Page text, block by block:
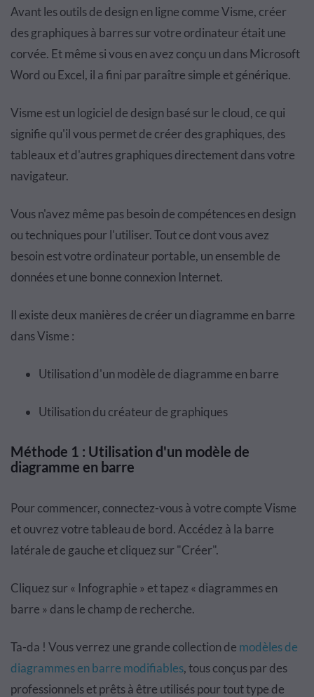
Avant les outils de design en ligne comme Visme, créer
des graphiques à barres sur votre ordinateur était une
corvée. Et même si vous en avez conçu un dans Microsoft
Word ou Excel, il a fini par paraître simple et générique.
Visme est un logiciel de design basé sur le cloud, ce qui
signifie qu'il vous permet de créer des graphiques, des
tableaux et d'autres graphiques directement dans votre
navigateur.
Vous n'avez même pas besoin de compétences en design
ou techniques pour l'utiliser. Tout ce dont vous avez
besoin est votre ordinateur portable, un ensemble de
données et une bonne connexion Internet.
Il existe deux manières de créer un diagramme en barre
dans Visme :
Utilisation d'un modèle de diagramme en barre
Utilisation du créateur de graphiques
Méthode 1 : Utilisation d'un modèle de
diagramme en barre
Pour commencer, connectez-vous à votre compte Visme
et ouvrez votre tableau de bord. Accédez à la barre
latérale de gauche et cliquez sur "Créer".
Cliquez sur « Infographie » et tapez « diagrammes en
barre » dans le champ de recherche.
Ta-da ! Vous verrez une grande collection de modèles de
diagrammes en barre modifiables, tous conçus par des
professionnels et prêts à être utilisés pour tout type de